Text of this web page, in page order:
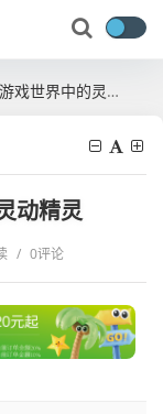
界中的灵动精灵
动精灵
/ 0评论